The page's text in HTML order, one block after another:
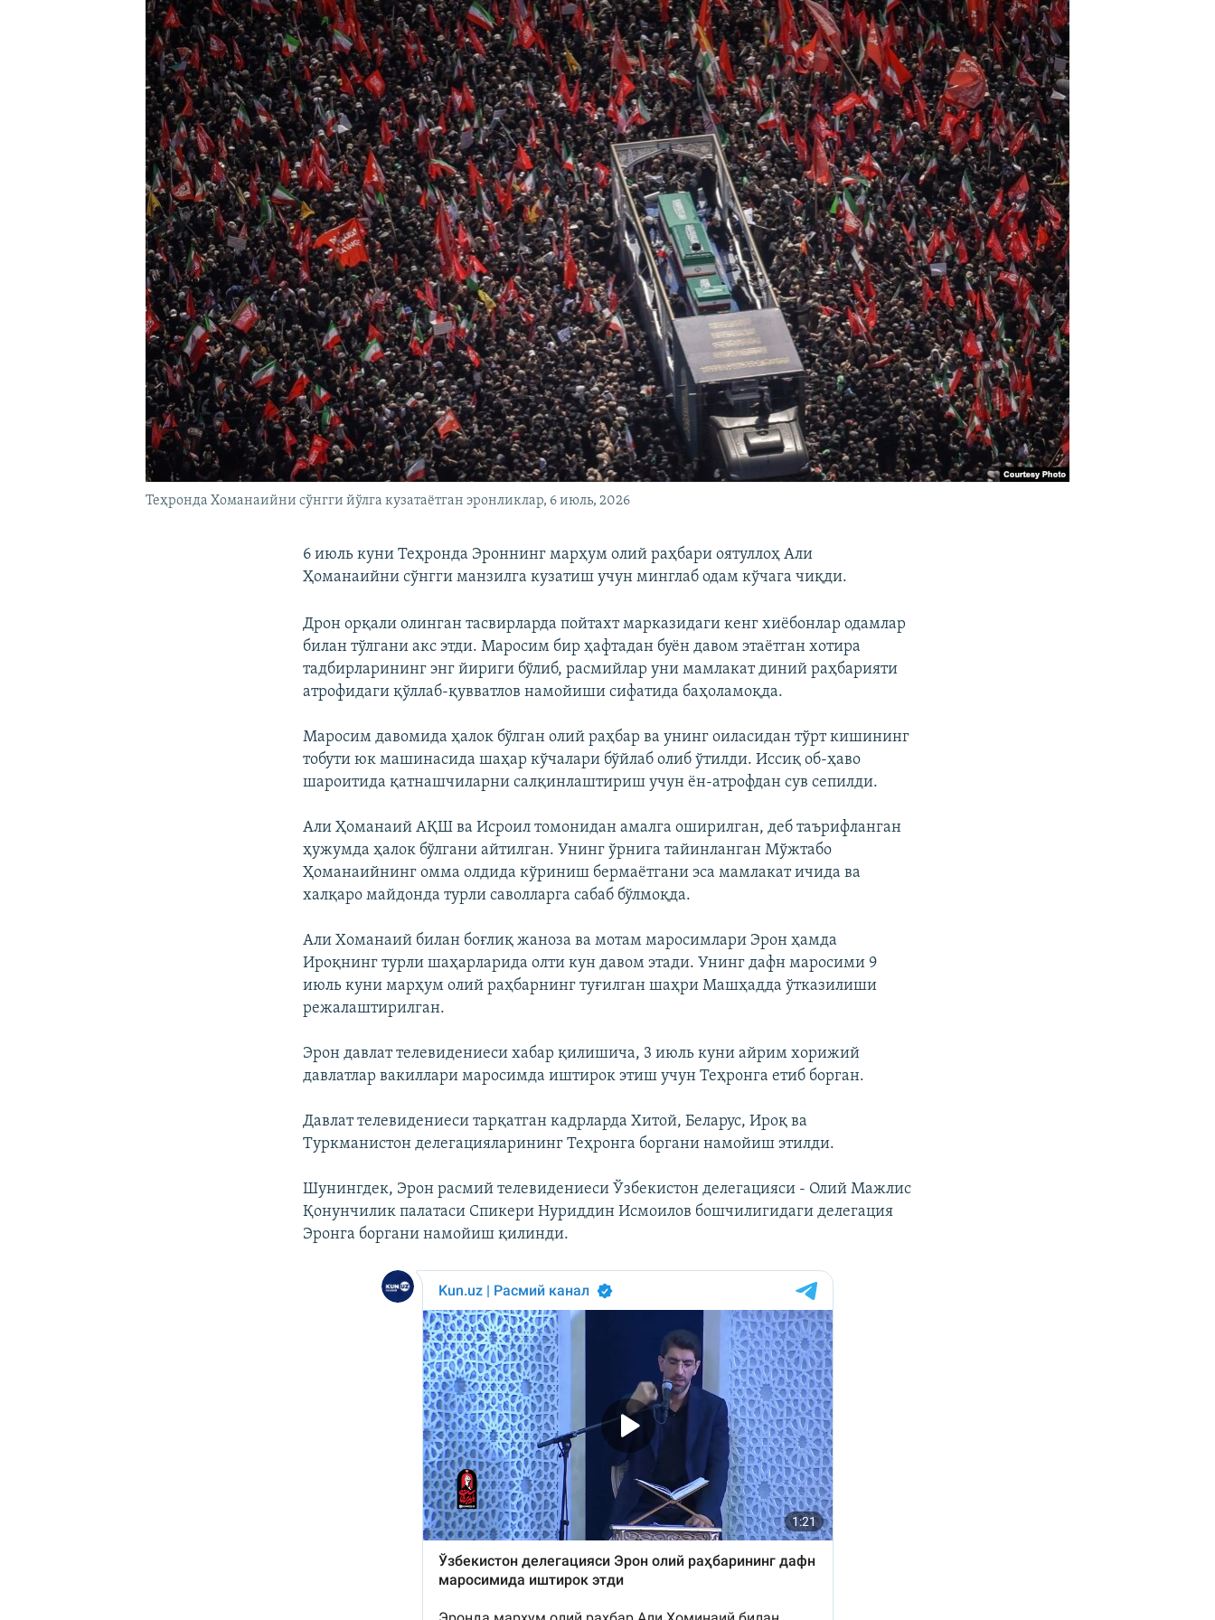
Теҳронда Хоманаийни сўнгги йўлга кузатаётган эронликлар, 6 июль, 2026
6 июль куни Теҳронда Эроннинг марҳум олий раҳбари оятуллоҳ Али
Ҳоманаийни сўнгги манзилга кузатиш учун минглаб одам кўчага чиқди.
Дрон орқали олинган тасвирларда пойтахт марказидаги кенг хиёбонлар одамлар
билан тўлгани акс этди. Маросим бир ҳафтадан буён давом этаётган хотира
тадбирларининг энг йириги бўлиб, расмийлар уни мамлакат диний раҳбарияти
атрофидаги қўллаб-қувватлов намойиши сифатида баҳоламоқда.
Маросим давомида ҳалок бўлган олий раҳбар ва унинг оиласидан тўрт кишининг
тобути юк машинасида шаҳар кўчалари бўйлаб олиб ўтилди. Иссиқ об-ҳаво
шароитида қатнашчиларни салқинлаштириш учун ён-атрофдан сув сепилди.
Али Ҳоманаий АҚШ ва Исроил томонидан амалга оширилган, деб таърифланган
ҳужумда ҳалок бўлгани айтилган. Унинг ўрнига тайинланган Мўжтабо
Ҳоманаийнинг омма олдида кўриниш бермаётгани эса мамлакат ичида ва
халқаро майдонда турли саволларга сабаб бўлмоқда.
Али Хоманаий билан боғлиқ жаноза ва мотам маросимлари Эрон ҳамда
Ироқнинг турли шаҳарларида олти кун давом этади. Унинг дафн маросими 9
июль куни марҳум олий раҳбарнинг туғилган шаҳри Машҳадда ўтказилиши
режалаштирилган.
Эрон давлат телевидениеси хабар қилишича, 3 июль куни айрим хорижий
давлатлар вакиллари маросимда иштирок этиш учун Теҳронга етиб борган.
Давлат телевидениеси тарқатган кадрларда Хитой, Беларус, Ироқ ва
Туркманистон делегацияларининг Теҳронга боргани намойиш этилди.
Шунингдек, Эрон расмий телевидениеси Ўзбекистон делегацияси - Олий Мажлис
Қонунчилик палатаси Спикери Нуриддин Исмоилов бошчилигидаги делегация
Эронга боргани намойиш қилинди.